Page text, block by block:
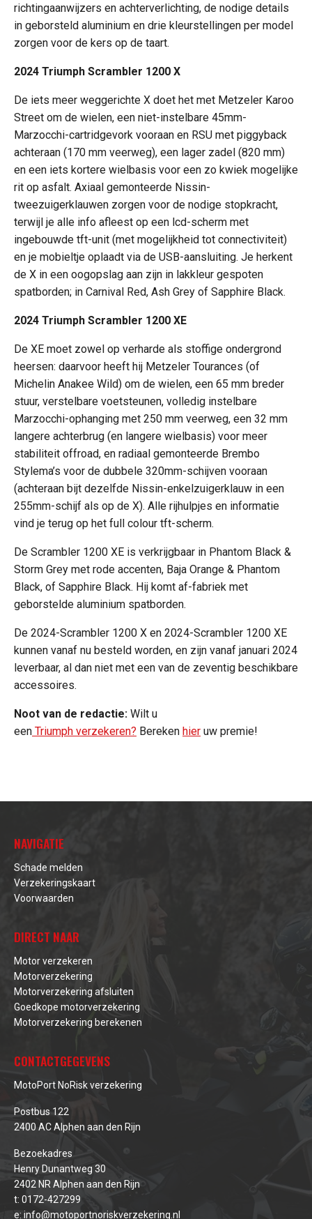
richtingaanwijzers en achterverlichting, de nodige details
in geborsteld aluminium en drie kleurstellingen per model
zorgen voor de kers op de taart.
2024 Triumph Scrambler 1200 X
De iets meer weggerichte X doet het met Metzeler Karoo
Street om de wielen, een niet-instelbare 45mm-
Marzocchi-cartridgevork vooraan en RSU met piggyback
achteraan (170 mm veerweg), een lager zadel (820 mm)
en een iets kortere wielbasis voor een zo kwiek mogelijke
rit op asfalt. Axiaal gemonteerde Nissin-
tweezuigerklauwen zorgen voor de nodige stopkracht,
terwijl je alle info afleest op een lcd-scherm met
ingebouwde tft-unit (met mogelijkheid tot connectiviteit)
en je mobieltje oplaadt via de USB-aansluiting. Je herkent
de X in een oogopslag aan zijn in lakkleur gespoten
spatborden; in Carnival Red, Ash Grey of Sapphire Black.
2024 Triumph Scrambler 1200 XE
De XE moet zowel op verharde als stoffige ondergrond
heersen: daarvoor heeft hij Metzeler Tourances (of
Michelin Anakee Wild) om de wielen, een 65 mm breder
stuur, verstelbare voetsteunen, volledig instelbare
Marzocchi-ophanging met 250 mm veerweg, een 32 mm
langere achterbrug (en langere wielbasis) voor meer
stabiliteit offroad, en radiaal gemonteerde Brembo
Stylema’s voor de dubbele 320mm-schijven vooraan
(achteraan bijt dezelfde Nissin-enkelzuigerklauw in een
255mm-schijf als op de X). Alle rijhulpjes en informatie
vind je terug op het full colour tft-scherm.
De Scrambler 1200 XE is verkrijgbaar in Phantom Black &
Storm Grey met rode accenten, Baja Orange & Phantom
Black, of Sapphire Black. Hij komt af-fabriek met
geborstelde aluminium spatborden.
De 2024-Scrambler 1200 X en 2024-Scrambler 1200 XE
kunnen vanaf nu besteld worden, en zijn vanaf januari 2024
leverbaar, al dan niet met een van de zeventig beschikbare
accessoires.
Noot van de redactie: Wilt u
een Triumph verzekeren? Bereken hier uw premie!
NAVIGATIE
Schade melden
Verzekeringskaart
Voorwaarden
DIRECT NAAR
Motor verzekeren
Motorverzekering
Motorverzekering afsluiten
Goedkope motorverzekering
Motorverzekering berekenen
CONTACTGEGEVENS
MotoPort NoRisk verzekering
Postbus 122
2400 AC Alphen aan den Rijn
Bezoekadres
Henry Dunantweg 30
2402 NR Alphen aan den Rijn
t: 0172-427299
e: info@motoportnoriskverzekering.nl